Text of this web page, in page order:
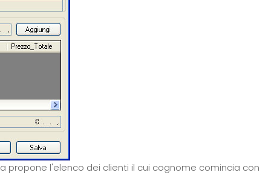
propone l'elenco dei clienti il cui cognome comincia con